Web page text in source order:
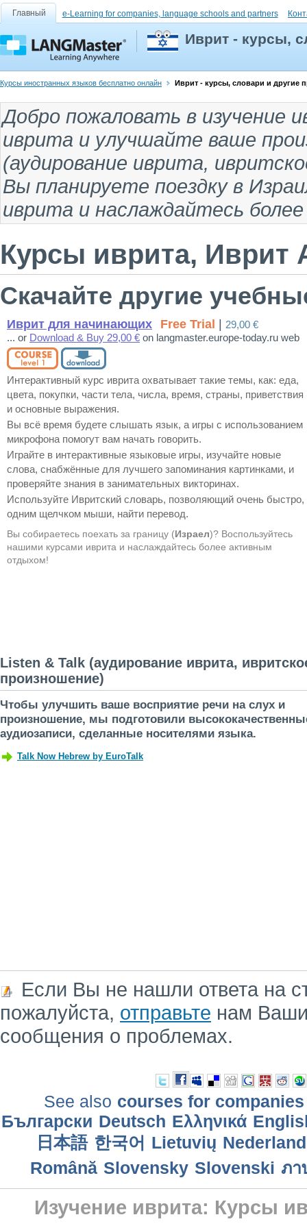
Главный e-Learning for companies, language schools and partners
Иврит - курсы,
Курсы иностранных языков бесплатно онлайн Иврит - курсы, словари и другие
Добро пожаловать в изучение
иврита и улучшайте ваше
(аудирование иврита,
Вы планируете поездку в
иврита и наслаждайтесь
Курсы иврита, Иврит
Скачайте другие
Иврит для начинающих Free Trial
29,00 €
... or Download & Buy 29,00 € on langmaster.europe-today.ru web
Интерактивный курс иврита охватывает такие темы, как: еда,
цвета, покупки, части тела, числа, время, страны, приветствия
и основные выражения.
Вы всё время будете слышать язык, а игры с использованием
микрофона помогут вам начать говорить.
Играйте в интерактивные языковые игры, изучайте новые
слова, снабжённые для лучшего запоминания картинками, и
проверяйте знания в занимательных викторинах.
Используйте Ивритский словарь, позволяющий очень быстро,
одним щелчком мыши, найти перевод.
Вы собираетесь поехать за границу (Израел)? Воспользуйтесь
нашими курсами иврита и наслаждайтесь более активным
отдыхом!
Listen & Talk (аудирование иврита,
произношениe)
Чтобы улучшить ваше восприятие речи на слух и
произношение, мы подготовили
аудиозаписи, сделанные носителями языка.
Если Вы не нашли ответа на
пожалуйста, отправьте нам
сообщения о проблемах.
See also courses for companies
Български Deutsch Ελληνικά
日本語 한국어 Lietuvių
Română Slovensky Slovenski ภา
Изучение иврита: Курсы